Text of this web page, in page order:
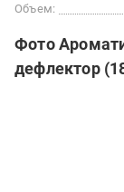
Объем:
Фото
дефлектор